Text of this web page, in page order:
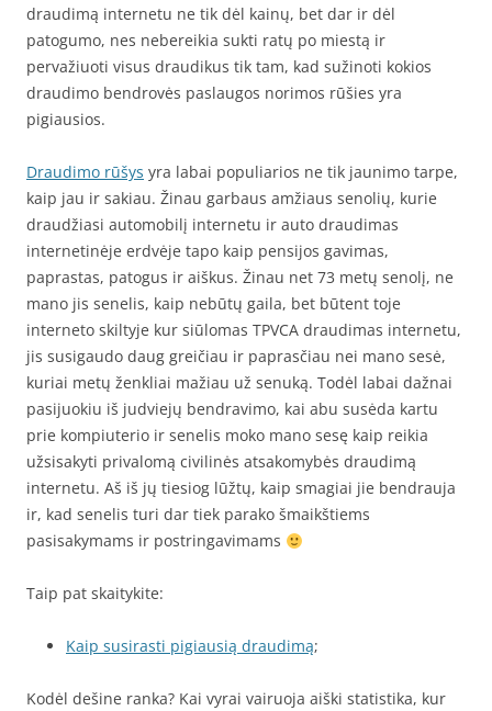
draudimą internetu ne tik dėl kainų, bet dar ir dėl
patogumo, nes nebereikia sukti ratų po miestą ir
pervažiuoti visus draudikus tik tam, kad sužinoti kokios
draudimo bendrovės paslaugos norimos rūšies yra
pigiausios.
Draudimo rūšys yra labai populiarios ne tik jaunimo tarpe,
kaip jau ir sakiau. Žinau garbaus amžiaus senolių, kurie
draudžiasi automobilį internetu ir auto draudimas
internetinėje erdvėje tapo kaip pensijos gavimas,
paprastas, patogus ir aiškus. Žinau net 73 metų senolį, ne
mano jis senelis, kaip nebūtų gaila, bet būtent toje
interneto skiltyje kur siūlomas TPVCA draudimas internetu,
jis susigaudo daug greičiau ir paprasčiau nei mano sesė,
kuriai metų ženkliai mažiau už senuką. Todėl labai dažnai
pasijuokiu iš judviejų bendravimo, kai abu susėda kartu
prie kompiuterio ir senelis moko mano sesę kaip reikia
užsisakyti privalomą civilinės atsakomybės draudimą
internetu. Aš iš jų tiesiog lūžtų, kaip smagiai jie bendrauja
ir, kad senelis turi dar tiek parako šmaikštiems
pasisakymams ir postringavimams
Taip pat skaitykite:
Kaip susirasti pigiausią draudimą;
Kodėl dešine ranka? Kai vyrai vairuoja aiški statistika, kur